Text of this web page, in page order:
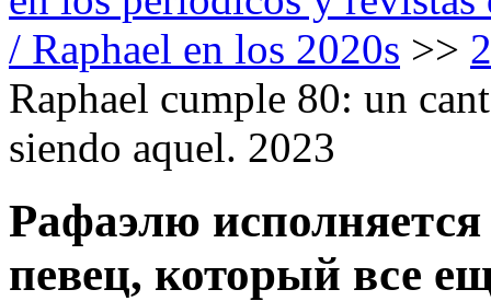
/ Raphael en los 2020s >>
Raphael cumple 80: un
siendo aquel. 2023
Рафаэлю
певец, который все